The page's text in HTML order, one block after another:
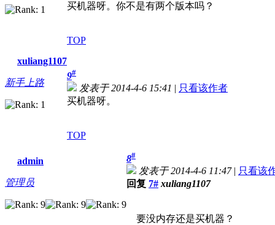
买机器呀。你不是有两个版本吗？
TOP
xuliang1107
新手上路
9#
发表于 2014-4-6 15:41 | 只看该作者
买机器呀。
TOP
admin
管理员
8#
发表于 2014-4-6 11:47| 只看该
回复 7# xuliang1107
要没内存还是买机器？